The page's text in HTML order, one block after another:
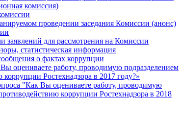
комиссия)
проведении заседания Комиссии (анонс)
заявлений для рассмотрения на Комиссии
статистическая информация
о фактах коррупции
оцениваете работу, проводимую подразделением
Ростехнадзора в 2017 году?»
"Как Вы оцениваете работу, проводимую
коррупции Ростехнадзора в 2018